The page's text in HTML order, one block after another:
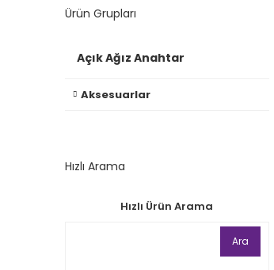
Ürün Grupları
Açık Ağız Anahtar
Aksesuarlar
Hızlı Arama
Hızlı Ürün Arama
Ara